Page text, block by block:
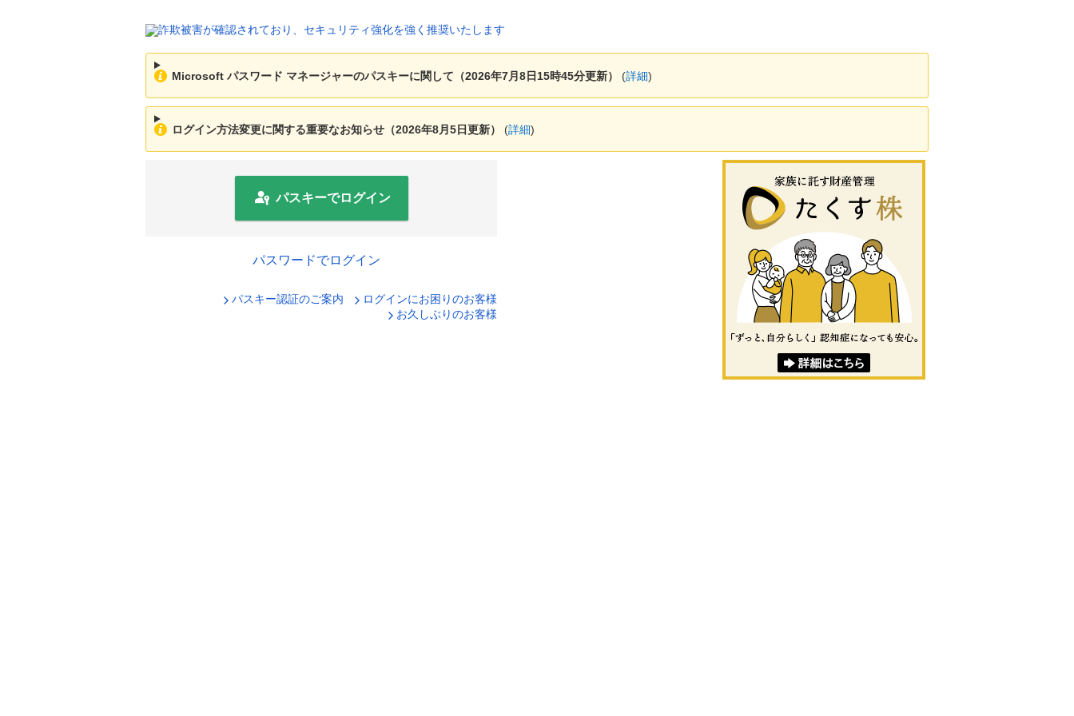
Microsoft パスワード マネージャーのパスキーに関して（2026年7月8日15時45分更新） (詳細)
ログイン方法変更に関する重要なお知らせ（2026年8月5日更新） (詳細)
パスキーでログイン
パスワードでログイン
口座番号でログイン
パスキー認証のご案内
ログインにお困りのお客様
お久しぶりのお客様